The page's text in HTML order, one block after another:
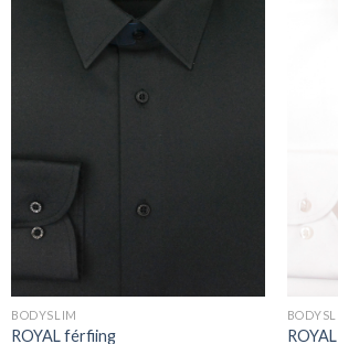
BODYSLIM
ROYAL férfiing